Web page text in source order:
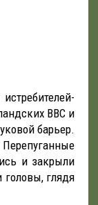
ВВС и
барьер.
и закрыли
головы, глядя